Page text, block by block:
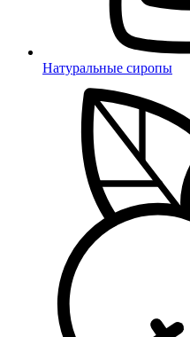
Натуральные сиропы